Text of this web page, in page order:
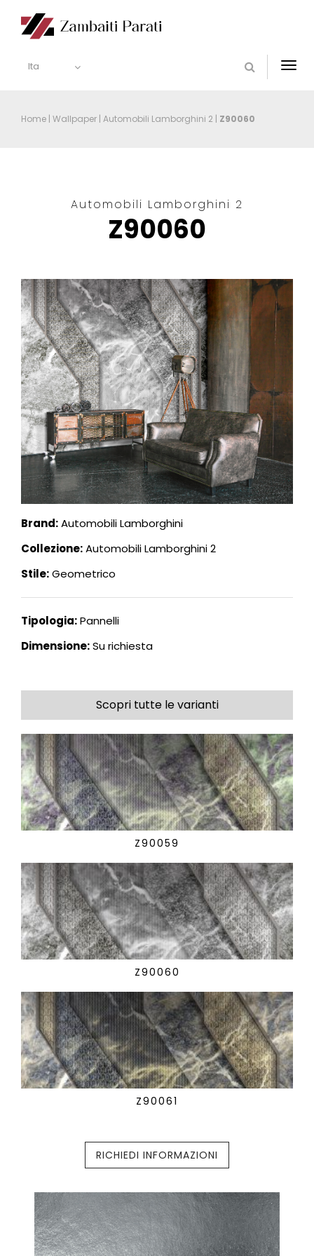
Ita
Home | Wallpaper | Automobili Lamborghini 2 | Z90060
Automobili Lamborghini 2
Z90060
Brand:Automobili Lamborghini
Collezione:Automobili Lamborghini 2
Stile:Geometrico
Tipologia:Pannelli
Dimensione:Su richiesta
Scopri tutte le varianti
Z90059
Z90060
Z90061
RICHIEDI INFORMAZIONI